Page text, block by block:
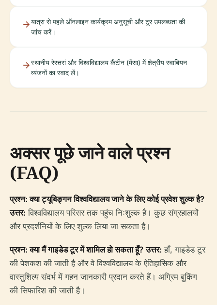
यात्रा से पहले ऑनलाइन कार्यक्रम अनुसूची और टूर उपलब्धता की
जांच करें।
स्थानीय रेस्तरां और विश्वविद्यालय कैंटीन (मेंसा) में क्षेत्रीय स्वाबियन
व्यंजनों का स्वाद लें।
अक्सर पूछे जाने वाले प्रश्न
(FAQ)
प्रश्न: क्या ट्यूबिङ्गन विश्वविद्यालय जाने के लिए कोई प्रवेश शुल्क है?
उत्तर: विश्वविद्यालय परिसर तक पहुंच निःशुल्क है। कुछ संग्रहालयों
और प्रदर्शनियों के लिए शुल्क लिया जा सकता है।
प्रश्न: क्या मैं गाइडेड टूर में शामिल हो सकता हूँ? उत्तर: हाँ, गाइडेड टूर
की पेशकश की जाती है और वे विश्वविद्यालय के ऐतिहासिक और
वास्तुशिल्प संदर्भ में गहन जानकारी प्रदान करते हैं। अग्रिम बुकिंग
की सिफारिश की जाती है।